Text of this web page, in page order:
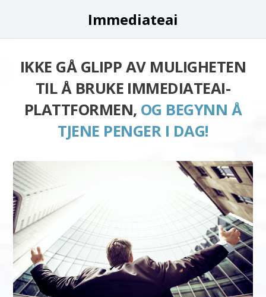
Immediateai
IKKE GÅ GLIPP AV MULIGHETEN
TIL Å BRUKE IMMEDIATEAI-
PLATTFORMEN, OG BEGYNN Å
TJENE PENGER I DAG!